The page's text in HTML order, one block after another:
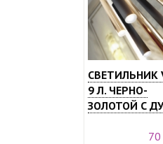
СВЕТИЛЬНИК
9 Л. ЧЕРНО-
ЗОЛОТОЙ С ДУ